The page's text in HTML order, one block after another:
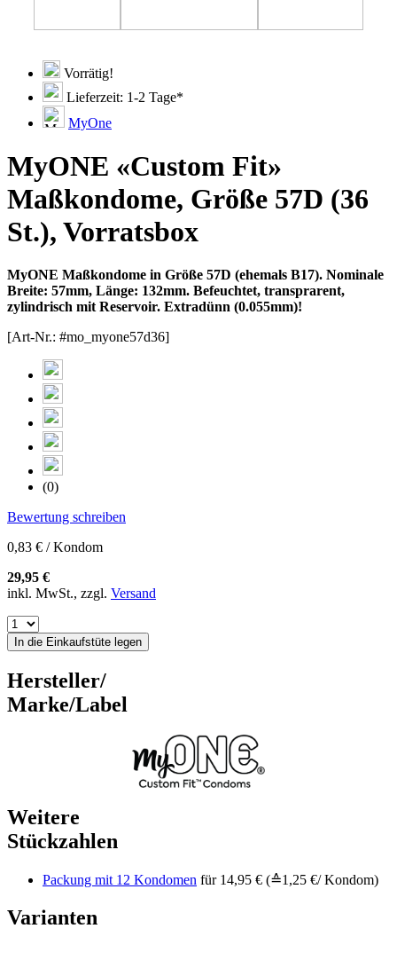
Vorrätig!
Lieferzeit: 1-2 Tage*
MyOne
MyONE «Custom Fit»
Maßkondome, Größe 57D (36
St.), Vorratsbox
MyONE Maßkondome in Größe 57D (ehemals B17). Nominale
Breite: 57mm, Länge: 132mm. Befeuchtet, transprarent,
zylindrisch mit Reservoir. Extradünn (0.055mm)!
[Art-Nr.: #mo_myone57d36]
(0)
Bewertung schreiben
0,83 € / Kondom
29,95 €
inkl. MwSt., zzgl. Versand
In die Einkaufstüte legen
Hersteller/
Marke/Label
Weitere
Stückzahlen
Packung mit 12 Kondomen für 14,95 € (≙1,25 €/ Kondom)
Varianten